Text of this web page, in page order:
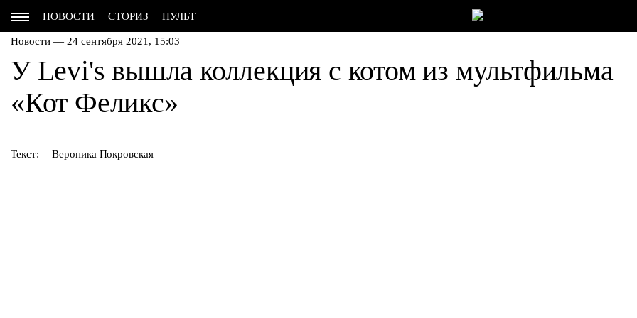
НОВОСТИ СТОРИЗ ПУЛЬТ
Новости — 24 сентября 2021, 15:03
У Levi's вышла коллекция с котом из мультфильма
«Кот Феликс»
Текст: Вероника Покровская